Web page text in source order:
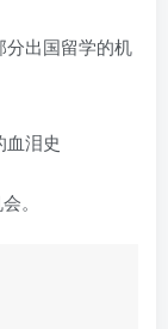
分出国留学的机
。